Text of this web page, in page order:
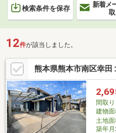
検索条件を保存
新着メ
12件が該当しました。
熊本県熊本市南区幸田
間取り
建物
土地
築年月